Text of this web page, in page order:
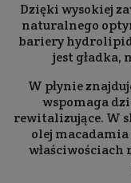
Dzięki wysokiej
naturalnego
bariery
jest gładka,
W płynie
wspomaga
rewitalizujące. W
olej macadamia
właściwościach